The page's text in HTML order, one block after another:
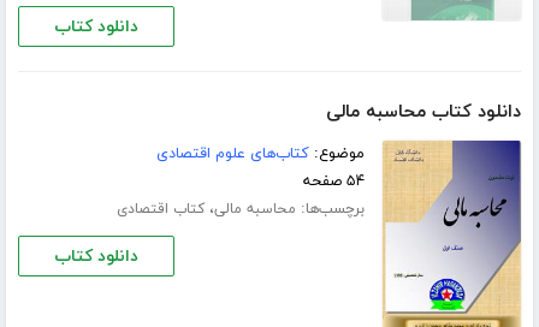
دانلود کتاب
دانلود کتاب محاسبه مالی
موضوع:کتاب‌های علوم اقتصادی
۵۴ صفحه
برچسب‌ها: محاسبه مالی،کتاب اقتصادی
دانلود کتاب